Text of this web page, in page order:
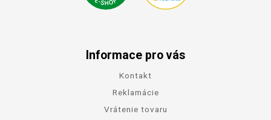
Informace pro vás
Kontakt
Reklamácie
Vrátenie tovaru